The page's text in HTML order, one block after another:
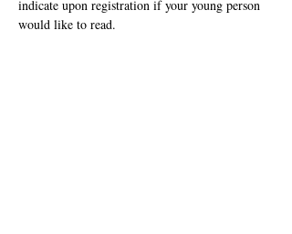
indicate upon registration if your young person
would like to read.